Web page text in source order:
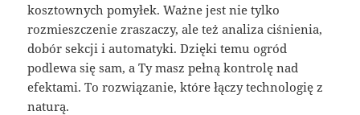
kosztownych pomyłek. Ważne jest nie tylko
rozmieszczenie zraszaczy, ale też analiza ciśnienia,
dobór sekcji i automatyki. Dzięki temu ogród
podlewa się sam, a Ty masz pełną kontrolę nad
efektami. To rozwiązanie, które łączy technologię z
naturą.